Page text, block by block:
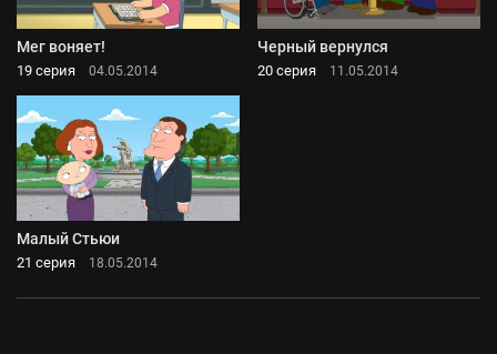
Мег воняет!
19 серия 04.05.2014
Черный вернулся
20 серия 11.05.2014
Малый Стьюи
21 серия 18.05.2014